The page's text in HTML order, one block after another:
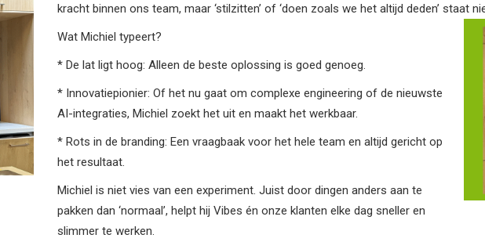
kracht binnen ons team, maar ‘stilzitten’ of ‘doen zoals we het altijd deden’ staat
Wat Michiel typeert?
* De lat ligt hoog: Alleen de beste oplossing is goed genoeg.
* Innovatiepionier: Of het nu gaat om complexe engineering of de nieuwste
AI-integraties, Michiel zoekt het uit en maakt het werkbaar.
* Rots in de branding: Een vraagbaak voor het hele team en altijd gericht op
het resultaat.
Michiel is niet vies van een experiment. Juist door dingen anders aan te
pakken dan ‘normaal’, helpt hij Vibes én onze klanten elke dag sneller en
slimmer te werken.